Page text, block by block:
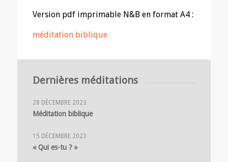
Version pdf imprimable N&B en format A4 :
méditation biblique
Dernières méditations
28 DÉCEMBRE 2023
Méditation biblique
15 DÉCEMBRE 2023
« Qui es-tu ? »